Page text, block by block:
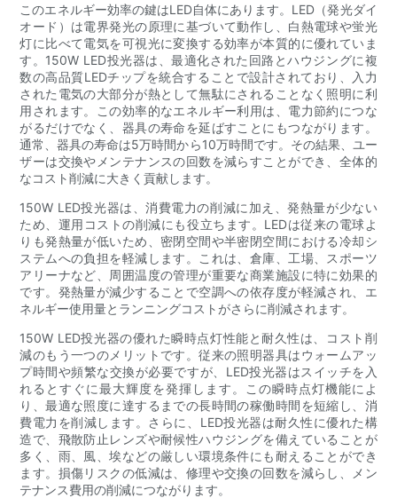
このエネルギー効率の鍵はLED自体にあります。LED（発光ダイ
オード）は電界発光の原理に基づいて動作し、白熱電球や蛍光
灯に比べて電気を可視光に変換する効率が本質的に優れていま
す。150W LED投光器は、最適化された回路とハウジングに複
数の高品質LEDチップを統合することで設計されており、入力
された電気の大部分が熱として無駄にされることなく照明に利
用されます。この効率的なエネルギー利用は、電力節約につな
がるだけでなく、器具の寿命を延ばすことにもつながります。
通常、器具の寿命は5万時間から10万時間です。その結果、ユー
ザーは交換やメンテナンスの回数を減らすことができ、全体的
なコスト削減に大きく貢献します。
150W LED投光器は、消費電力の削減に加え、発熱量が少ない
ため、運用コストの削減にも役立ちます。LEDは従来の電球よ
りも発熱量が低いため、密閉空間や半密閉空間における冷却シ
ステムへの負担を軽減します。これは、倉庫、工場、スポーツ
アリーナなど、周囲温度の管理が重要な商業施設に特に効果的
です。発熱量が減少することで空調への依存度が軽減され、エ
ネルギー使用量とランニングコストがさらに削減されます。
150W LED投光器の優れた瞬時点灯性能と耐久性は、コスト削
減のもう一つのメリットです。従来の照明器具はウォームアッ
プ時間や頻繁な交換が必要ですが、LED投光器はスイッチを入
れるとすぐに最大輝度を発揮します。この瞬時点灯機能によ
り、最適な照度に達するまでの長時間の稼働時間を短縮し、消
費電力を削減します。さらに、LED投光器は耐久性に優れた構
造で、飛散防止レンズや耐候性ハウジングを備えていることが
多く、雨、風、埃などの厳しい環境条件にも耐えることができ
ます。損傷リスクの低減は、修理や交換の回数を減らし、メン
テナンス費用の削減につながります。